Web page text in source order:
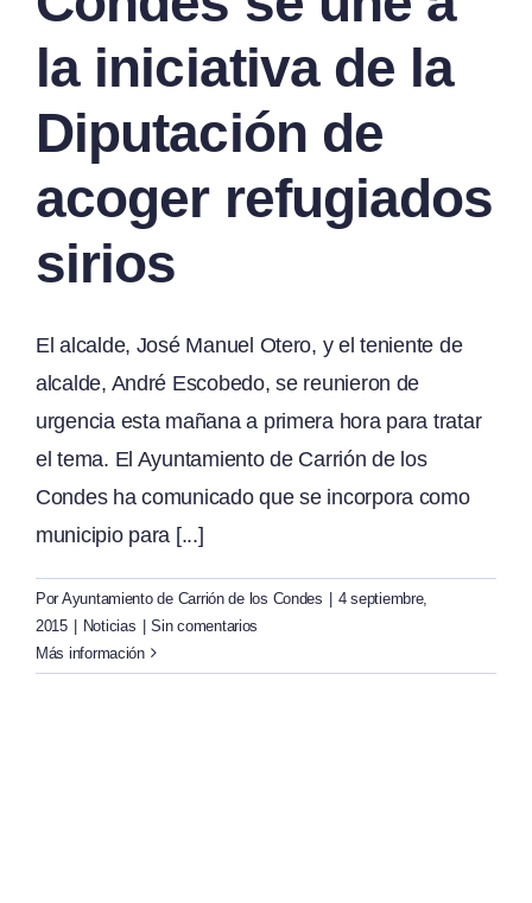
la iniciativa de la
Diputación de
acoger refugiados
sirios
El alcalde, José Manuel Otero, y el teniente de
alcalde, André Escobedo, se reunieron de
urgencia esta mañana a primera hora para tratar
el tema. El Ayuntamiento de Carrión de los
Condes ha comunicado que se incorpora como
municipio para [...]
Por Ayuntamiento de Carrión de los Condes
4 septiembre,
2015
Noticias
Sin comentarios
Más información